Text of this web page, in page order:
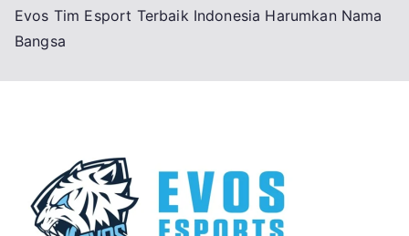
Evos Tim Esport Terbaik Indonesia Harumkan Nama
Bangsa